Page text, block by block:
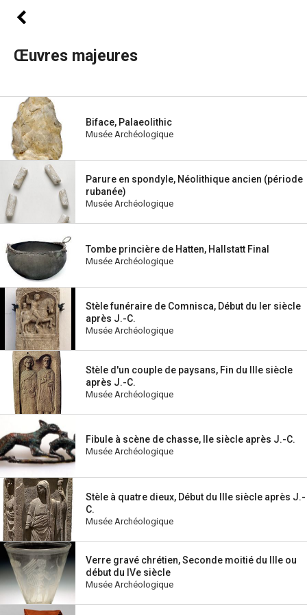
Œuvres majeures
Biface, Palaeolithic
Musée Archéologique
Parure en spondyle, Néolithique ancien (période
rubanée)
Musée Archéologique
Tombe princière de Hatten, Hallstatt Final
Musée Archéologique
Stèle funéraire de Comnisca, Début du Ier siècle
après J.-C.
Musée Archéologique
Stèle d'un couple de paysans, Fin du IIIe siècle
après J.-C.
Musée Archéologique
Fibule à scène de chasse, IIe siècle après J.-C.
Musée Archéologique
Stèle à quatre dieux, Début du IIIe siècle après J.-
C.
Musée Archéologique
Verre gravé chrétien, Seconde moitié du IIIe ou
début du IVe siècle
Musée Archéologique